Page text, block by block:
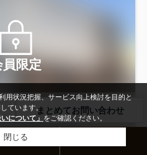
員限定
まとめてお問い合わせ
お問い合わせ
用状況把握、サービス向上検討を目的と
ています。
について」 をご確認ください。
閉じる